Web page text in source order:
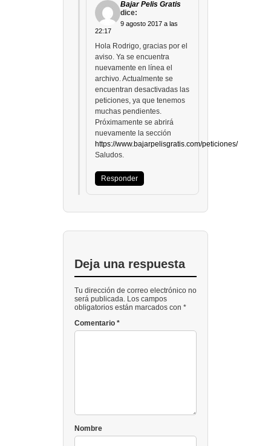
Bajar Pelis Gratis
dice:
9 agosto 2017 a las
22:17
Hola Rodrigo, gracias por el
aviso. Ya se encuentra
nuevamente en línea el
archivo. Actualmente se
encuentran desactivadas las
peticiones, ya que tenemos
muchas pendientes.
Próximamente se abrirá
nuevamente la sección
https://www.bajarpelisgratis.com/peticiones/
Saludos.
Responder
Deja una respuesta
Tu dirección de correo electrónico no
será publicada. Los campos
obligatorios están marcados con *
Comentario *
Nombre